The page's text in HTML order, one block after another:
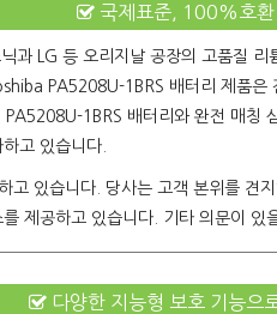
국제표준, 100%호환
과 LG 등 오리지날 공장의 고품질
PA5208U-1BRS 배터리 제품은
1BRS 배터리와 완전 매
고 있습니다.
있습니다. 당사는 고객 본위를 견
제공하고 있습니다. 기타 의문이 있
다양한 지능형 보호 기능으